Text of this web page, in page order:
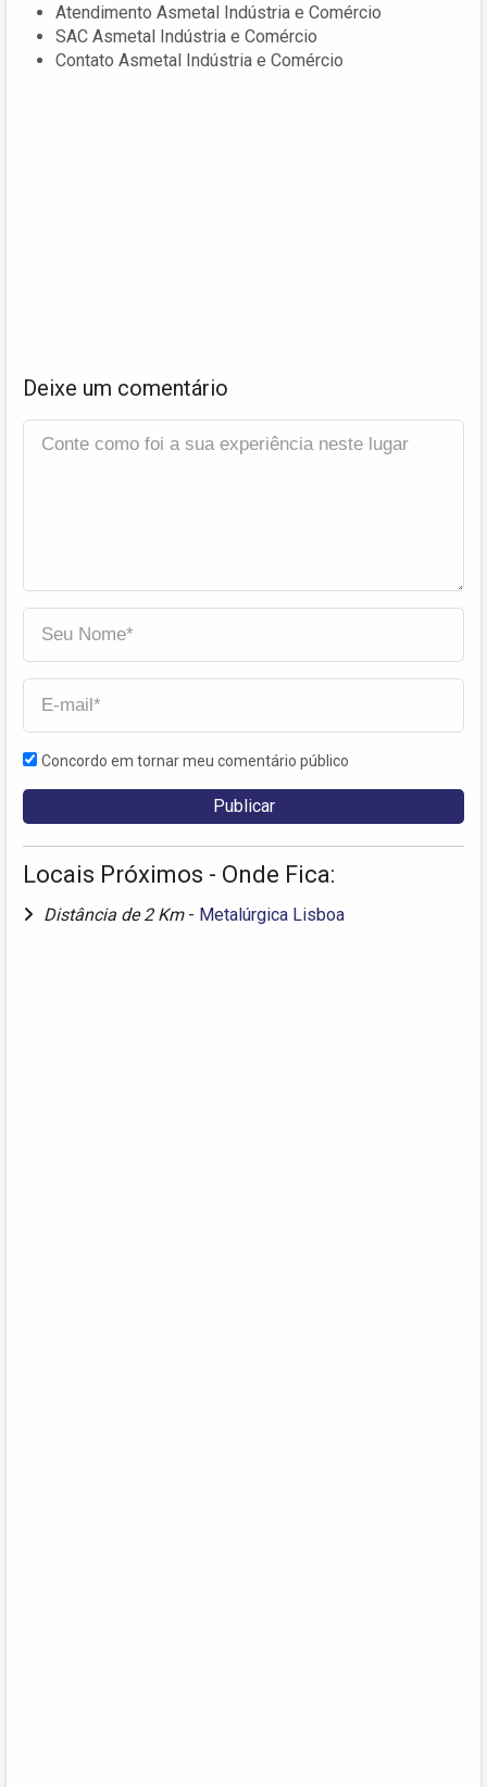
Atendimento Asmetal Indústria e Comércio
SAC Asmetal Indústria e Comércio
Contato Asmetal Indústria e Comércio
Deixe um comentário
Concordo em tornar meu comentário público
Locais Próximos - Onde Fica:
Distância de 2 Km - Metalúrgica Lisboa